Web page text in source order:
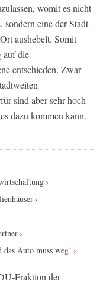
womit es nicht
eine der Stadt
aushebelt. Somit
auf die
entschieden. Zwar
sind aber sehr hoch
dazu kommen kann.
Auto muss weg!
Fraktion der